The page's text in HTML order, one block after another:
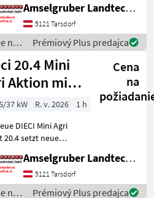
100 %
-Größte Kabine
vom Modell 26.6
-Echt
Amselgruber Landtechnik GmbH
5121 Tarsdorf
na
/
Prémiový Plus predajca
20.4 Mini
Aktion mit
Cena
na
37 kW R. v. 2026
1 h
DIECI Mini Agri
20.4 setzt neue
Stufe
- -Größte Kabine
vom Modell 26.6
Amselgruber Landtechnik GmbH
5121 Tarsdorf
na
Prémiový Plus predajca